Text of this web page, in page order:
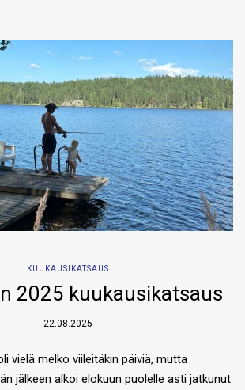
KUUKAUSIKATSAUS
2025 kuukausikatsaus
22.08.2025
vielä melko viileitäkin päiviä, mutta
jälkeen alkoi elokuun puolelle asti jatkunut